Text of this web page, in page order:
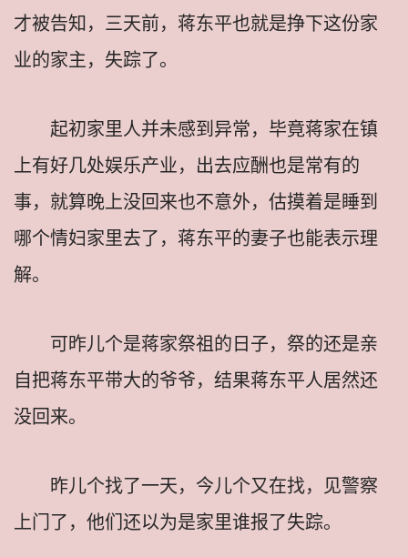
才被告知，三天前，蒋东平也就是挣下这份家
业的家主，失踪了。
起初家里人并未感到异常，毕竟蒋家在镇
上有好几处娱乐产业，出去应酬也是常有的
事，就算晚上没回来也不意外，估摸着是睡到
哪个情妇家里去了，蒋东平的妻子也能表示理
解。
可昨儿个是蒋家祭祖的日子，祭的还是亲
自把蒋东平带大的爷爷，结果蒋东平人居然还
没回来。
昨儿个找了一天，今儿个又在找，见警察
上门了，他们还以为是家里谁报了失踪。